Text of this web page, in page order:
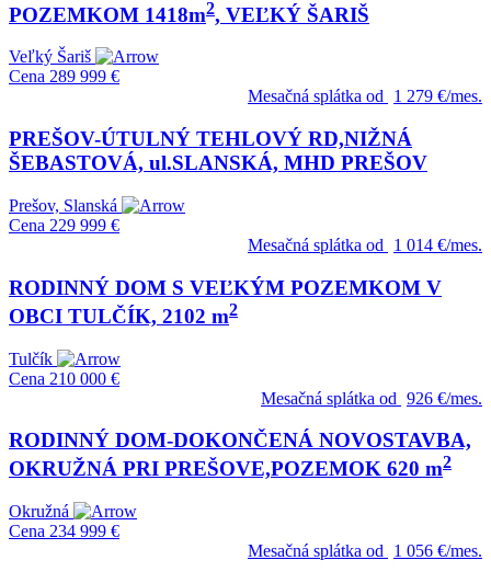
POZEMKOM 1418m2, VEĽKÝ ŠARIŠ
Veľký Šariš
Cena 289 999 €
Mesačná splátka od 1 279 €/mes.
PREŠOV-ÚTULNÝ TEHLOVÝ RD,NIŽNÁ
ŠEBASTOVÁ, ul.SLANSKÁ, MHD PREŠOV
Prešov, Slanská
Cena 229 999 €
Mesačná splátka od
1 014 €/mes.
RODINNÝ DOM S VEĽKÝM POZEMKOM V
OBCI TULČÍK, 2102 m2
Tulčík
Cena 210 000 €
Mesačná splátka od 926 €/mes.
RODINNÝ DOM-DOKONČENÁ NOVOSTAVBA,
OKRUŽNÁ PRI PREŠOVE,POZEMOK 620 m2
Okružná
Cena 234 999 €
Mesačná splátka od
1 056 €/mes.